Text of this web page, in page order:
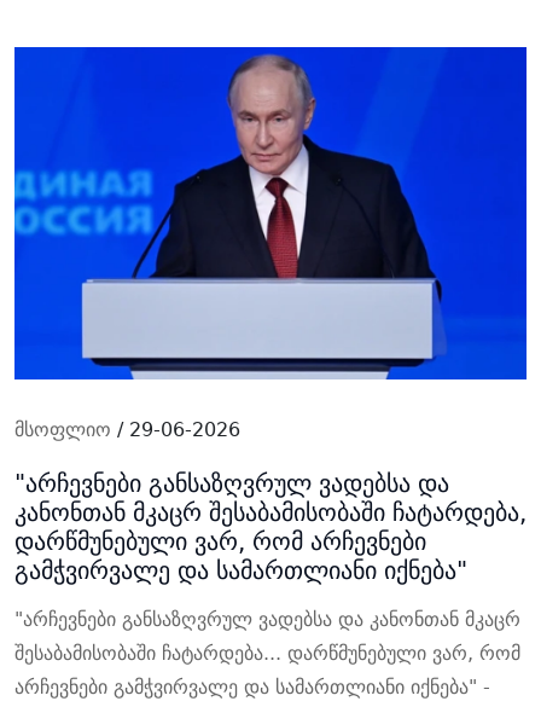
მსოფლიო / 29-06-2026
"არჩევნები განსაზღვრულ ვადებსა და
კანონთან მკაცრ შესაბამისობაში ჩატარდება,
დარწმუნებული ვარ, რომ არჩევნები
გამჭვირვალე და სამართლიანი იქნება"
"არჩევნები განსაზღვრულ ვადებსა და კანონთან მკაცრ
შესაბამისობაში ჩატარდება... დარწმუნებული ვარ, რომ
არჩევნები გამჭვირვალე და სამართლიანი იქნება" -